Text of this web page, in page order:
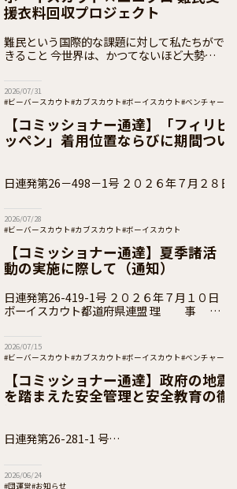
援衣料回収プロジェクト
難民という国際的な課題に対して私たちがで
きること 今世界は、かつてないほど大勢の
千万人もいるのです。
2026/07/31
#ビーバースカウト#カブスカウト#ボーイスカウト#ベンチャース
#団運営
#加盟員向け
【コミッショナー通達】「フィリ
ッペン」着用位置ならびに期間つい
日連発第26－498－1号 ２０２６年７月２８日 ボーイスカウト都
2026/07/28
#ビーバースカウト#カブスカウト#ボーイスカウト
#ベンチャースカウト
#ローバースカウト#団運営 #加盟員向け
【コミッショナー通達】夏季諸活
動の実施に際して（通知）
日連発第26-419-1号 ２０２６年７月１０日
ボーイスカウト都道府県連盟 理 事
2026/07/15
#ビーバースカウト#カブスカウト#ボーイスカウト#ベンチャース
#団運営
#加盟員向け
【コミッショナー通達】政府の地
を踏まえた安全管理と安全教育の徹
日連発第26-281-1 号
2026/06/24
#団運営#お知らせ